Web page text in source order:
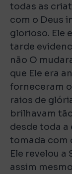
todas as
com o Deus
glorioso. Ele
tarde
não O
que Ele era
forneceram
raios de
brilhavam
desde toda a
tomada com
Ele revelou
assim